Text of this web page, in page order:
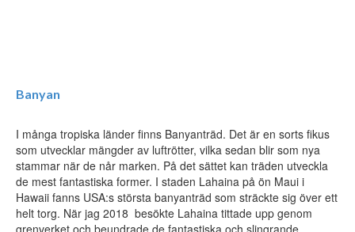
Banyan
I många tropiska länder finns Banyanträd. Det är en sorts fikus
som utvecklar mängder av luftrötter, vilka sedan blir som nya
stammar när de når marken. På det sättet kan träden utveckla
de mest fantastiska former. I staden Lahaina på ön Maui i
Hawaii fanns USA:s största banyanträd som sträckte sig över ett
helt torg. När jag 2018 besökte Lahaina tittade upp genom
grenverket och beundrade de fantastiska och slingrande